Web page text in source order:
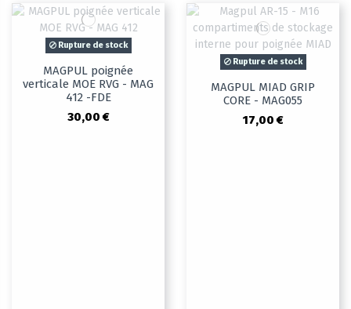
Rupture de stock
MAGPUL poignée
verticale MOE RVG - MAG
412 -FDE
30,00 €
Rupture de stock
MAGPUL MIAD GRIP
CORE - MAG055
17,00 €